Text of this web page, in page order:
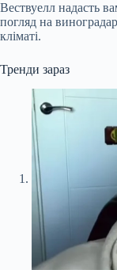
Вествуелл надасть
погляд на
кліматі.
Тренди зараз